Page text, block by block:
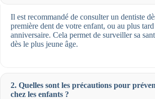
Il est recommandé de consulter un dentiste
première dent de votre enfant, ou au plus
anniversaire. Cela permet de surveiller sa
dès le plus jeune âge.
2. Quelles sont les précautions pour
chez les enfants ?